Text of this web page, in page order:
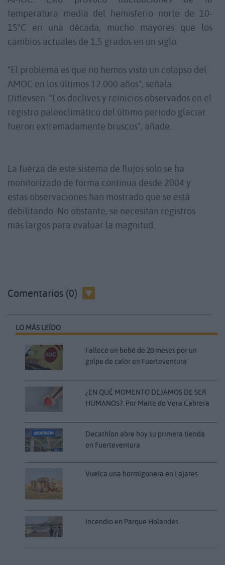
temperatura media del hemisferio norte de 10-
15ºC en una década, mucho mayores que los
cambios actuales de 1,5 grados en un siglo.
"El problema es que no hemos visto un colapso del
AMOC en los últimos 12.000 años", señala
Ditlevsen. "Los declives y reinicios observados en el
registro paleoclimático del último periodo glaciar
fueron extremadamente bruscos", añade.
La fuerza de este sistema de flujos solo se ha
monitorizado de forma continua desde 2004 y
estas observaciones han mostrado que se está
debilitando. No obstante, se necesitan registros
más largos para evaluar la magnitud.
Comentarios (0)
LO MÁS LEÍDO
Fallece un bebé de 20 meses por un
golpe de calor en Fuerteventura
¿EN QUÉ MOMENTO DEJAMOS DE SER
HUMANOS?. Por Maite de Vera Cabrera
Decathlon abre hoy su primera tienda
en Fuerteventura
Vuelca una hormigonera en Lajares
Incendio en Parque Holandés